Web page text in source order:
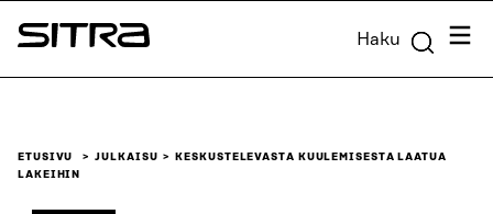
Siirry
suoraan
Sitra Haku
ETUSIVU JULKAISU
KESKUSTELEVASTA KUULEMISESTA LAATUA
LAKEIHIN